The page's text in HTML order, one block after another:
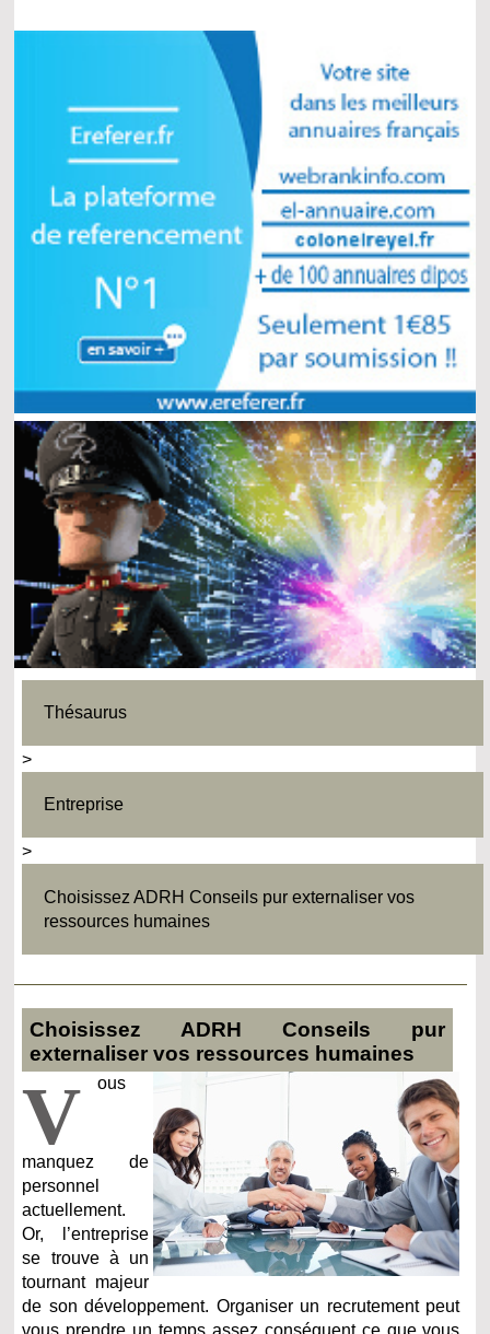
Thésaurus
>
Entreprise
>
Choisissez ADRH Conseils pur externaliser vos
ressources humaines
Choisissez ADRH Conseils pur
externaliser vos ressources humaines
V ous
manquez de
personnel
actuellement.
Or, l’entreprise
se trouve à un
tournant majeur
de son développement. Organiser un recrutement peut
vous prendre un temps assez conséquent ce que vous